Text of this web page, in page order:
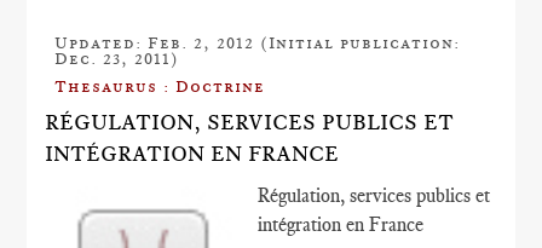
Updated: Feb. 2, 2012 (Initial publication:
Dec. 23, 2011)
Thesaurus : Doctrine
RÉGULATION, SERVICES PUBLICS ET
INTÉGRATION EN FRANCE
Régulation, services publics et
intégration en France